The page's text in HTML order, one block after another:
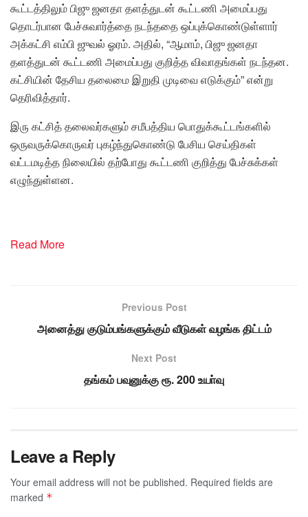
கூட்டத்திலும் பிஜு ஜனதா தளத்துடன் கூட்டணி அமைப்பது
தொடர்பான பேச்சுவார்த்தை நடந்ததை ஒப்புக்கொண்டுள்ளார்
அக்கட்சி எம்பி ஜுவல் ஓரம். அதில், “ஆமாம், பிஜு ஜனதா
தளத்துடன் கூட்டணி அமைப்பது குறித்த விவாதங்கள் நடந்தன.
கட்சியின் தேசிய தலைமை இறுதி முடிவை எடுக்கும்” என்று
தெரிவித்தார்.
இரு கட்சித் தலைவர்களும் சமீபத்திய பொதுக்கூட்டங்களில்
ஒருவருக்கொருவர் புகழ்ந்துகொண்டு பேசிய செய்திகள்
வட்டமடித்த நிலையில் தற்போது கூட்டணி குறித்து பேச்சுக்கள்
எழுந்துள்ளன.
Read More
Previous Post
அனைத்து குடும்பங்களுக்கும் வீடுகள் வழங்க திட்டம்
Next Post
தங்கம் பவுனுக்கு ரூ. 200 உயா்வு
Leave a Reply
Your email address will not be published. Required fields are
marked *